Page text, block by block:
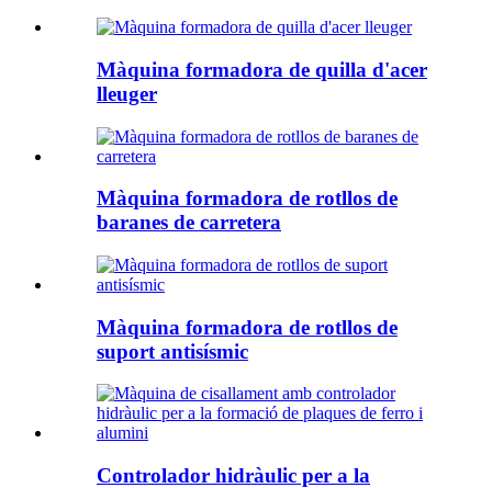
Màquina formadora de quilla d'acer
lleuger
Màquina formadora de rotllos de
baranes de carretera
Màquina formadora de rotllos de
suport antisísmic
Controlador hidràulic per a la